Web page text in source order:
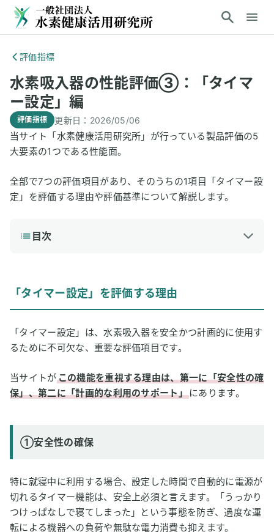
評価指標
水素吸入器の性能評価③：「タイマ
ー設定」編
評価指標 更新日： 2026/05/06
当サイト「水素健康活用研究所」が行っている製品評価の5
大要素の1つである性能面。
全部で7つの評価項目があり、そのうちの1項目「タイマー設
定」を評価する理由や評価基準について解説します。
目次
3 「タイマー設定」の評価基準と計算式
「タイマー設定」を評価する理由
「タイマー設定」は、水素吸入器を安全かつ計画的に使用す
るために不可欠な、重要な評価項目です。
当サイトがこの機能を重視する理由は、第一に「安全性の確
保」、第二に「計画的な利用のサポート」にあります。
①安全性の確保
特に就寝中に利用する場合、設定した時間で自動的に電源が
切れるタイマー機能は、安全上必須と言えます。「うっかり
つけっぱなしで寝てしまった」という事態を防ぎ、過度な運
転による機器への負荷や無駄な電力消費も抑えます。